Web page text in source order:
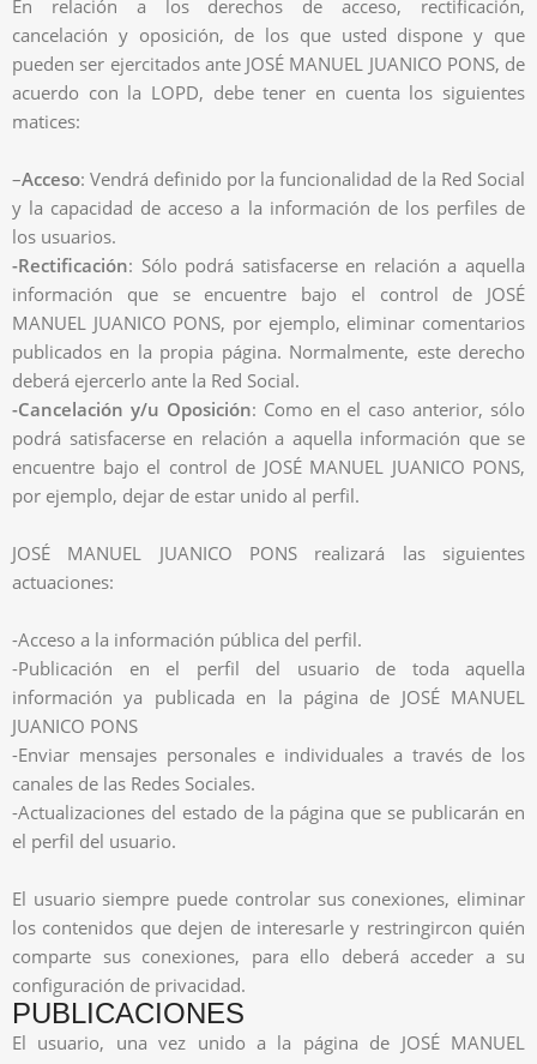
En relación a los derechos de acceso, rectificación,
cancelación y oposición, de los que usted dispone y que
pueden ser ejercitados ante JOSÉ MANUEL JUANICO PONS, de
acuerdo con la LOPD, debe tener en cuenta los siguientes
matices:
–Acceso: Vendrá definido por la funcionalidad de la Red Social
y la capacidad de acceso a la información de los perfiles de
los usuarios.
-Rectificación: Sólo podrá satisfacerse en relación a aquella
información que se encuentre bajo el control de JOSÉ
MANUEL JUANICO PONS, por ejemplo, eliminar comentarios
publicados en la propia página. Normalmente, este derecho
deberá ejercerlo ante la Red Social.
-Cancelación y/u Oposición: Como en el caso anterior, sólo
podrá satisfacerse en relación a aquella información que se
encuentre bajo el control de JOSÉ MANUEL JUANICO PONS,
por ejemplo, dejar de estar unido al perfil.
JOSÉ MANUEL JUANICO PONS realizará las siguientes
actuaciones:
-Acceso a la información pública del perfil.
-Publicación en el perfil del usuario de toda aquella
información ya publicada en la página de JOSÉ MANUEL
JUANICO PONS
-Enviar mensajes personales e individuales a través de los
canales de las Redes Sociales.
-Actualizaciones del estado de la página que se publicarán en
el perfil del usuario.
El usuario siempre puede controlar sus conexiones, eliminar
los contenidos que dejen de interesarle y restringircon quién
comparte sus conexiones, para ello deberá acceder a su
configuración de privacidad.
PUBLICACIONES
El usuario, una vez unido a la página de JOSÉ MANUEL